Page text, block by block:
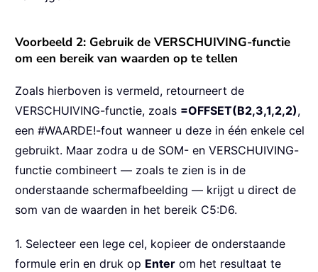
Voorbeeld 2: Gebruik de VERSCHUIVING-functie
om een bereik van waarden op te tellen
Zoals hierboven is vermeld, retourneert de
VERSCHUIVING-functie, zoals =OFFSET(B2,3,1,2,2),
een #WAARDE!-fout wanneer u deze in één enkele cel
gebruikt. Maar zodra u de SOM- en VERSCHUIVING-
functie combineert — zoals te zien is in de
onderstaande schermafbeelding — krijgt u direct de
som van de waarden in het bereik C5:D6.
1. Selecteer een lege cel, kopieer de onderstaande
formule erin en druk op Enter om het resultaat te